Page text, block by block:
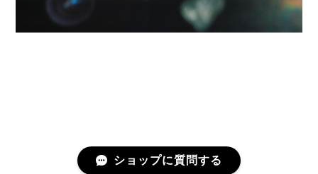
ショップに質問する